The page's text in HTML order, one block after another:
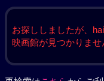
お探ししましたが、
映画館が見つかりませ